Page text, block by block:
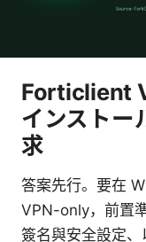
Forticlient
インストー
求
答案先行。要在
VPN-only，前置
簽名與安全設定